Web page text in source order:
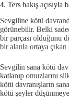
4. Ters bakış açısıyla
Sevgiline kötü
görünebilir. Belki
bir parçası olduğunu
bir alanla ortaya
Sevgilin sana kötü
katlanıp omuzlarını
kötü davranışların
kötü şeyler